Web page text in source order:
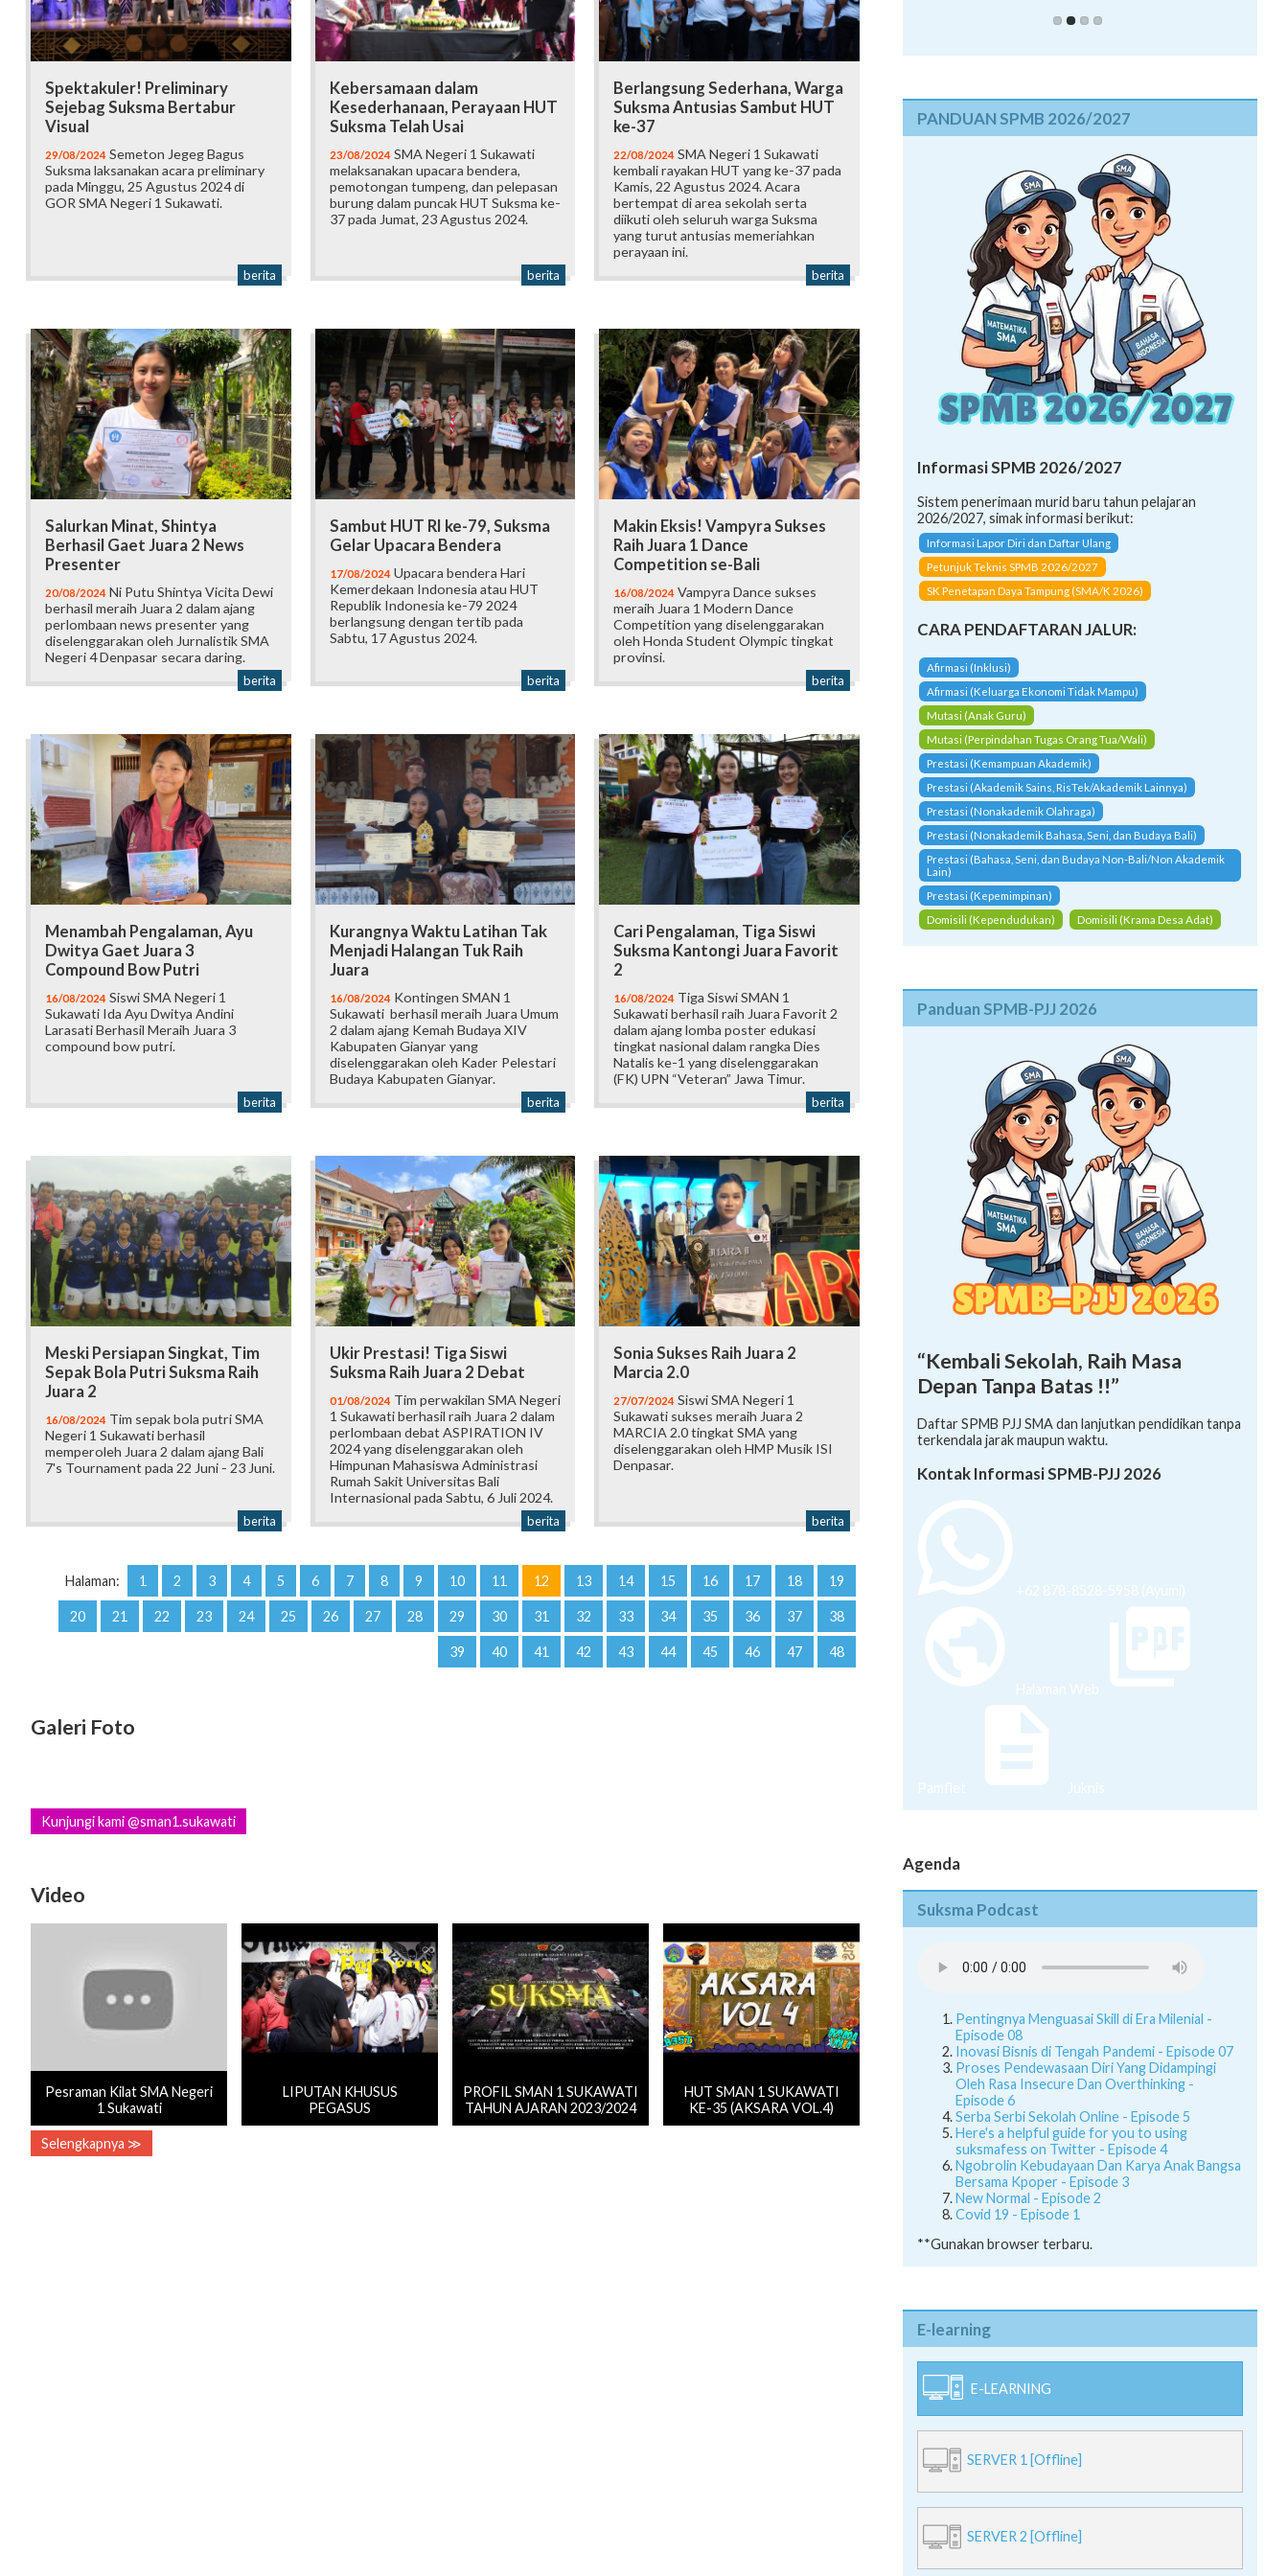
Spektakuler! Preliminary
Sejebag Suksma Bertabur
Visual
29/08/2024 Semeton Jegeg Bagus
Suksma laksanakan acara preliminary
pada Minggu, 25 Agustus 2024 di
GOR SMA Negeri 1 Sukawati.
berita
Kebersamaan dalam
Kesederhanaan, Perayaan HUT
Suksma Telah Usai
23/08/2024SMA Negeri 1 Sukawati
melaksanakan upacara bendera,
pemotongan tumpeng, dan pelepasan
burung dalam puncak HUT Suksma ke-
37 pada Jumat, 23 Agustus 2024.
berita
Berlangsung Sederhana, Warga
Suksma Antusias Sambut HUT
ke-37
22/08/2024 SMA Negeri 1 Sukawati
kembali rayakan HUT yang ke-37 pada
Kamis, 22 Agustus 2024. Acara
bertempat di area sekolah serta
diikuti oleh seluruh warga Suksma
yang turut antusias memeriahkan
perayaan ini.
berita
Salurkan Minat, Shintya
Berhasil Gaet Juara 2 News
Presenter
20/08/2024 Ni Putu Shintya Vicita Dewi
berhasil meraih Juara 2 dalam ajang
perlombaan news presenter yang
diselenggarakan oleh Jurnalistik SMA
Negeri 4 Denpasar secara daring.
berita
Sambut HUT RI ke-79, Suksma
Gelar Upacara Bendera
17/08/2024Upacara bendera Hari
Kemerdekaan Indonesia atau HUT
Republik Indonesia ke-79 2024
berlangsung dengan tertib pada
Sabtu, 17 Agustus 2024.
berita
Makin Eksis! Vampyra Sukses
Raih Juara 1 Dance
Competition se-Bali
16/08/2024 Vampyra Dance sukses
meraih Juara 1 Modern Dance
Competition yang diselenggarakan
oleh Honda Student Olympic tingkat
provinsi.
berita
Menambah Pengalaman, Ayu
Dwitya Gaet Juara 3
Compound Bow Putri
16/08/2024 Siswi SMA Negeri 1
Sukawati Ida Ayu Dwitya Andini
Larasati Berhasil Meraih Juara 3
compound bow putri.
berita
Kurangnya Waktu Latihan Tak
Menjadi Halangan Tuk Raih
Juara
16/08/2024Kontingen SMAN 1
Sukawati berhasil meraih Juara Umum
2 dalam ajang Kemah Budaya XIV
Kabupaten Gianyar yang
diselenggarakan oleh Kader Pelestari
Budaya Kabupaten Gianyar.
berita
Cari Pengalaman, Tiga Siswi
Suksma Kantongi Juara Favorit
2
16/08/2024 Tiga Siswi SMAN 1
Sukawati berhasil raih Juara Favorit 2
dalam ajang lomba poster edukasi
tingkat nasional dalam rangka Dies
Natalis ke-1 yang diselenggarakan
(FK) UPN “Veteran” Jawa Timur.
berita
Meski Persiapan Singkat, Tim
Sepak Bola Putri Suksma Raih
Juara 2
16/08/2024 Tim sepak bola putri SMA
Negeri 1 Sukawati berhasil
memperoleh Juara 2 dalam ajang Bali
7's Tournament pada 22 Juni - 23 Juni.
berita
Ukir Prestasi! Tiga Siswi
Suksma Raih Juara 2 Debat
01/08/2024Tim perwakilan SMA Negeri
1 Sukawati berhasil raih Juara 2 dalam
perlombaan debat ASPIRATION IV
2024 yang diselenggarakan oleh
Himpunan Mahasiswa Administrasi
Rumah Sakit Universitas Bali
Internasional pada Sabtu, 6 Juli 2024.
berita
Sonia Sukses Raih Juara 2
Marcia 2.0
27/07/2024 Siswi SMA Negeri 1
Sukawati sukses meraih Juara 2
MARCIA 2.0 tingkat SMA yang
diselenggarakan oleh HMP Musik ISI
Denpasar.
berita
Halaman: 1 2 3 4 5 6 7 8 9 10 11 12 13 14 15 16 17 18 19
20 21 22 23 24 25 26 27 28 29 30 31 32 33 34 35 36 37 38
39 40 41 42 43 44 45 46 47 48
Galeri Foto
Kunjungi kami @sman1.sukawati
Video
Pesraman Kilat SMA Negeri
1 Sukawati
LIPUTAN KHUSUS
PEGASUS
PROFIL SMAN 1 SUKAWATI
TAHUN AJARAN 2023/2024
HUT SMAN 1 SUKAWATI
KE-35 (AKSARA VOL.4)
Selengkapnya ≫
PANDUAN SPMB 2026/2027
Informasi SPMB 2026/2027
Sistem penerimaan murid baru tahun pelajaran
2026/2027, simak informasi berikut:
Informasi Lapor Diri dan Daftar Ulang
Petunjuk Teknis SPMB 2026/2027
SK Penetapan Daya Tampung (SMA/K 2026)
CARA PENDAFTARAN JALUR:
Afirmasi (Inklusi)
Afirmasi (Keluarga Ekonomi Tidak Mampu)
Mutasi (Anak Guru)
Mutasi (Perpindahan Tugas Orang Tua/Wali)
Prestasi (Kemampuan Akademik)
Prestasi (Akademik Sains, RisTek/Akademik Lainnya)
Prestasi (Nonakademik Olahraga)
Prestasi (Nonakademik Bahasa, Seni, dan Budaya Bali)
Prestasi (Bahasa, Seni, dan Budaya Non-Bali/Non Akademik
Lain)
Prestasi (Kepemimpinan)
Domisili (Kependudukan)
Domisili (Krama Desa Adat)
Panduan SPMB-PJJ 2026
“Kembali Sekolah, Raih Masa
Depan Tanpa Batas !!”
Daftar SPMB PJJ SMA dan lanjutkan pendidikan tanpa
terkendala jarak maupun waktu.
Kontak Informasi SPMB-PJJ 2026
+62 878-8528-5958 (Ayumi)
Halaman Web
Pamflet Juknis
Agenda
Suksma Podcast
Pentingnya Menguasai Skill di Era Milenial -
Episode 08
Inovasi Bisnis di Tengah Pandemi - Episode 07
Proses Pendewasaan Diri Yang Didampingi
Oleh Rasa Insecure Dan Overthinking -
Episode 6
Serba Serbi Sekolah Online - Episode 5
Here's a helpful guide for you to using
suksmafess on Twitter - Episode 4
Ngobrolin Kebudayaan Dan Karya Anak Bangsa
Bersama Kpoper - Episode 3
New Normal - Episode 2
Covid 19 - Episode 1
**Gunakan browser terbaru.
E-learning
E-LEARNING
SERVER 1 [Offline]
SERVER 2 [Offline]